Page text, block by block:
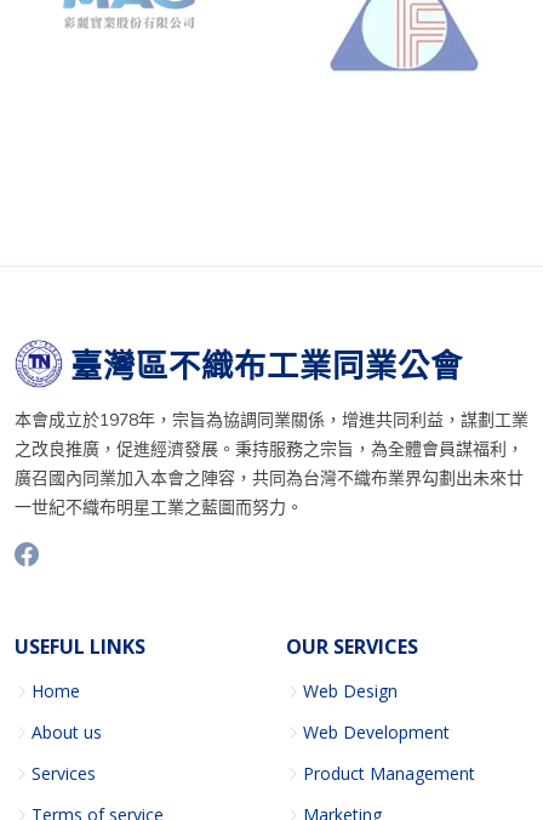
臺灣區不織布工業同業公會
本會成立於1978年，宗旨為協調同業關係，增進共同利益，謀劃工業
之改良推廣，促進經濟發展。秉持服務之宗旨，為全體會員謀福利，
廣召國內同業加入本會之陣容，共同為台灣不織布業界勾劃出未來廿
一世紀不織布明星工業之藍圖而努力。
USEFUL LINKS
Home
About us
Services
Terms of service
OUR SERVICES
Web Design
Web Development
Product Management
Marketing